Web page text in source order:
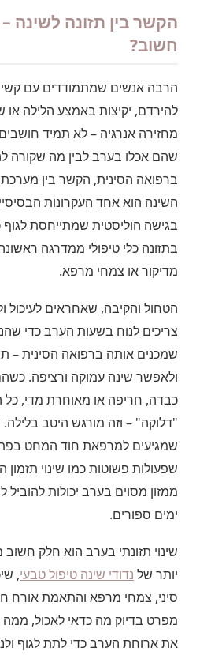
הקשר בין תזונה לשינה
חשוב?
הרבה אנשים שמתמודדים עם
להירדם, יקיצות באמצע הלילה
מחזירה אנרגיה – לא תמיד
שהם אכלו בערב לבין מה שקורה
ברפואה הסינית, הקשר בין מערכת
השינה הוא אחד העקרונות
בגישה הוליסטית שמתייחסת לגוף
בתזונה כלי טיפולי ממדרגה
מדיקור או צמחי מרפא.
הטחול והקיבה, שאחראים לעיכול
צריכים לנוח בשעות הערב כדי
שמכנים אותה ברפואה הסינית –
ולאפשר שינה עמוקה ורציפה.
כבדה, חריפה או מאוחרת מדי,
"דלוקה" – וזה מורגש היטב
שמגיעים למרפאת חוד המחט
שפעולות פשוטות כמו שינוי תזמון
ממזון מסוים בערב יכולות להוביל
ימים ספורים.
שינוי תזונתי בערב הוא חלק
יותר של נדודי שינה טיפול טבעי,
סיני, צמחי מרפא והתאמת אורח
מפרט בדיוק מה כדאי לאכול, ממה
את ארוחת הערב כדי לתת לגוף